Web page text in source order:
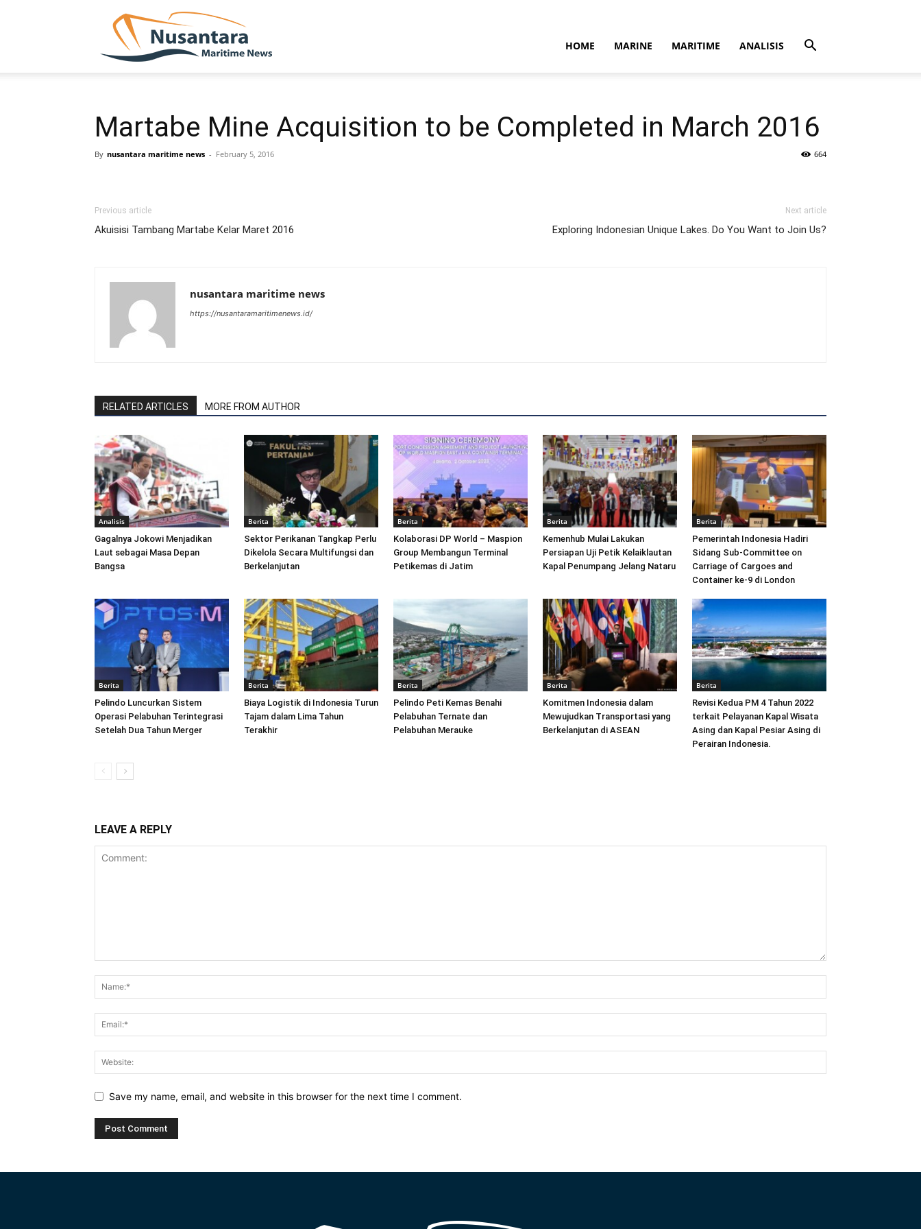
HOME MARINE MARITIME ANALISIS
Martabe Mine Acquisition to be Completed in March 2016
By nusantara maritime news - February 5, 2016 664
Previous article
Akuisisi Tambang Martabe Kelar Maret 2016
Next article
Exploring Indonesian Unique Lakes. Do You Want to Join Us?
nusantara maritime news
https://nusantaramaritimenews.id/
RELATED ARTICLES MORE FROM AUTHOR
Analisis
Gagalnya Jokowi Menjadikan
Laut sebagai Masa Depan
Bangsa
Berita
Sektor Perikanan Tangkap Perlu
Dikelola Secara Multifungsi dan
Berkelanjutan
Berita
Kolaborasi DP World – Maspion
Group Membangun Terminal
Petikemas di Jatim
Berita
Kemenhub Mulai Lakukan
Persiapan Uji Petik Kelaiklautan
Kapal Penumpang Jelang Nataru
Berita
Pemerintah Indonesia Hadiri
Sidang Sub-Committee on
Carriage of Cargoes and
Container ke-9 di London
Berita
Pelindo Luncurkan Sistem
Operasi Pelabuhan Terintegrasi
Setelah Dua Tahun Merger
Berita
Biaya Logistik di Indonesia Turun
Tajam dalam Lima Tahun
Terakhir
Berita
Pelindo Peti Kemas Benahi
Pelabuhan Ternate dan
Pelabuhan Merauke
Berita
Komitmen Indonesia dalam
Mewujudkan Transportasi yang
Berkelanjutan di ASEAN
Berita
Revisi Kedua PM 4 Tahun 2022
terkait Pelayanan Kapal Wisata
Asing dan Kapal Pesiar Asing di
Perairan Indonesia.
LEAVE A REPLY
Save my name, email, and website in this browser for the next time I comment.